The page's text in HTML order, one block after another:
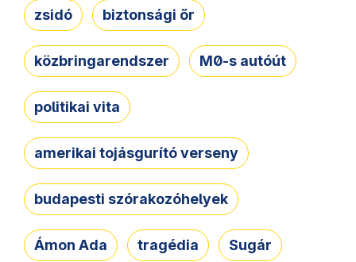
zsidó biztonsági őr
közbringarendszer M0-s autóút
politikai vita
amerikai tojásgurító verseny
budapesti szórakozóhelyek
Ámon Ada tragédia Sugár